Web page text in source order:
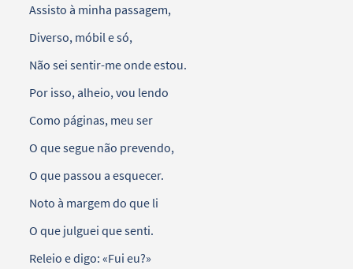
Assisto à minha passagem,
Diverso, móbil e só,
Não sei sentir-me onde estou.
Por isso, alheio, vou lendo
Como páginas, meu ser
O que segue não prevendo,
O que passou a esquecer.
Noto à margem do que li
O que julguei que senti.
Releio e digo: «Fui eu?»